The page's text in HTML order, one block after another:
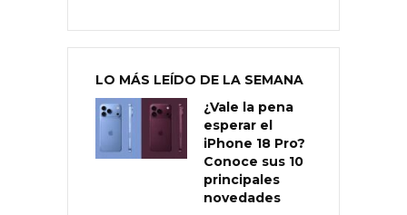
LO MÁS LEÍDO DE LA SEMANA
¿Vale la pena
esperar el
iPhone 18 Pro?
Conoce sus 10
principales
novedades